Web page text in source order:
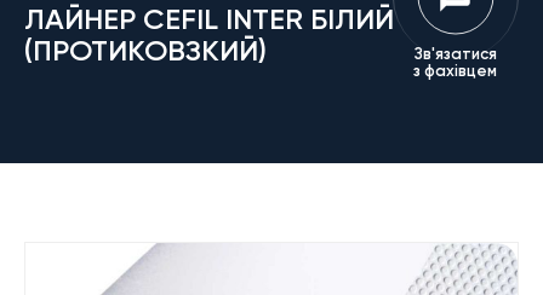
ЛАЙНЕР CEFIL INTER БІЛИЙ
(ПРОТИКОВЗКИЙ)
Зв'язатися
з фахівцем